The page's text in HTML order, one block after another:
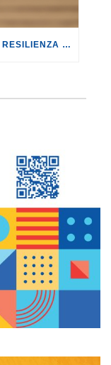
UN MANIFESTO PER FAVORIRE LA RESILIENZA CLIMATICA.